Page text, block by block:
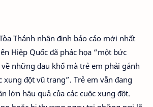
Thánh nhận định báo cáo mới nhất
Hiệp Quốc đã phác họa “một bức
những đau khổ mà trẻ em phải gánh
xung đột vũ trang”. Trẻ em vẫn đang
lớn hậu quả của các cuộc xung đột.